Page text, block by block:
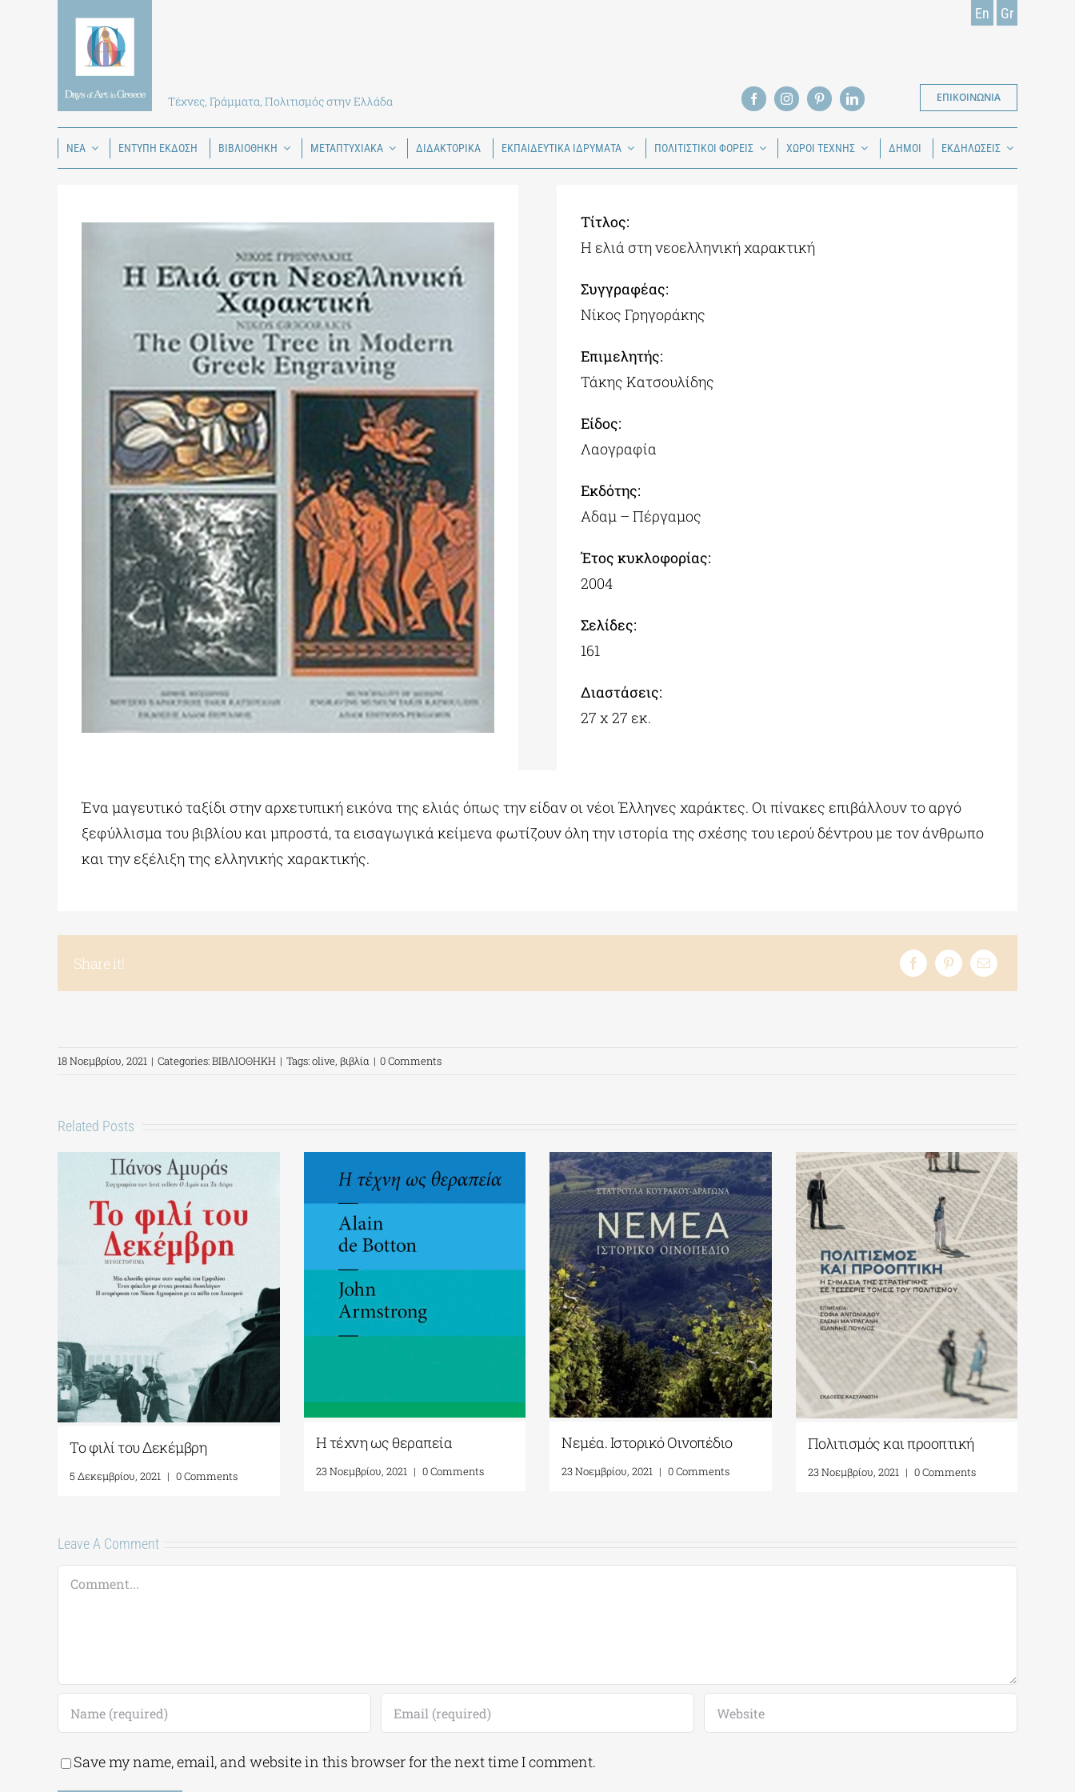
Τέχνες, Γράμματα, Πολιτισμός στην Ελλάδα
En Gr
ΕΠΙΚΟΙΝΩΝΙΑ
ΝΕΑ ΕΝΤΥΠΗ ΕΚΔΟΣΗ ΒΙΒΛΙΟΘΗΚΗ ΜΕΤΑΠΤΥΧΙΑΚΑ ΔΙΔΑΚΤΟΡΙΚΑ ΕΚΠΑΙΔΕΥΤΙΚΑ ΙΔΡΥΜΑΤΑ ΠΟΛΙΤΙΣΤΙΚΟΙ ΦΟΡΕΙΣ ΧΩΡΟΙ ΤΕΧΝΗΣ ΔΗΜΟΙ ΕΚΔΗΛΩΣΕΙΣ
Τίτλος:
Η ελιά στη νεοελληνική χαρακτική
Συγγραφέας:
Νίκος Γρηγοράκης
Επιμελητής:
Τάκης Κατσουλίδης
Είδος:
Λαογραφία
Εκδότης:
Αδαμ – Πέργαμος
Έτος κυκλοφορίας:
2004
Σελίδες:
161
Διαστάσεις:
27 x 27 εκ.
Ένα μαγευτικό ταξίδι στην αρχετυπική εικόνα της ελιάς όπως την είδαν οι νέοι Έλληνες χαράκτες. Οι πίνακες επιβάλλουν το αργό
ξεφύλλισμα του βιβλίου και μπροστά, τα εισαγωγικά κείμενα φωτίζουν όλη την ιστορία της σχέσης του ιερού δέντρου με τον άνθρωπο
και την εξέλιξη της ελληνικής χαρακτικής.
Share it!
18 Νοεμβρίου, 2021 | Categories:ΒΙΒΛΙΟΘΗΚΗ | Tags:olive, βιβλία | 0 Comments
Related Posts
Το φιλί του Δεκέμβρη
5 Δεκεμβρίου, 2021 | 0 Comments
Η τέχνη ως θεραπεία
23 Νοεμβρίου, 2021 | 0 Comments
Νεμέα. Ιστορικό Οινοπέδιο
23 Νοεμβρίου, 2021 | 0 Comments
Πολιτισμός και προοπτική
23 Νοεμβρίου, 2021 | 0 Comments
Leave A Comment
Comment
Save my name, email, and website in this browser for the next time I comment.